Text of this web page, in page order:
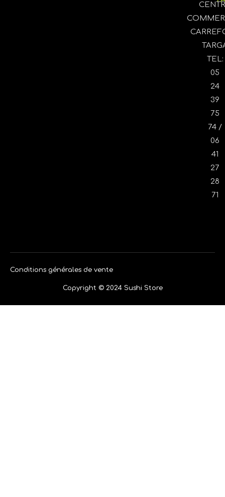
TEL:
05
24
39
75
74 /
06
41
27
28
71
Copyright © 2024 Sushi Store
Conditions générales de vente